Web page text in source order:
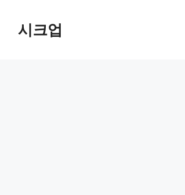
시크업